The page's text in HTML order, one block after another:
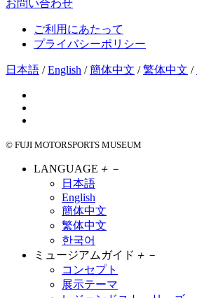
お問い合わせ
ご利用にあたって
プライバシーポリシー
日本語 /English /簡体中文 /繁体中文 /
© FUJI MOTORSPORTS MUSEUM
LANGUAGE ＋ －
日本語
English
簡体中文
繁体中文
한국어
ミュージアムガイド ＋ －
コンセプト
展示テーマ